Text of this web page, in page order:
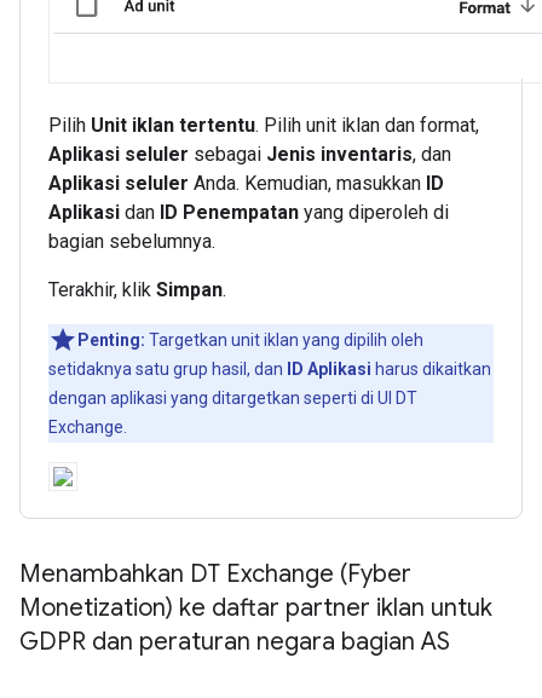
Pilih Unit iklan tertentu. Pilih unit iklan dan format,
Aplikasi seluler sebagai Jenis inventaris, dan
Aplikasi seluler Anda. Kemudian, masukkan ID
Aplikasi dan ID Penempatan yang diperoleh di
bagian sebelumnya.
Terakhir, klik Simpan.
Penting: Targetkan unit iklan yang dipilih oleh
setidaknya satu grup hasil, dan
ID Aplikasi harus dikaitkan
dengan aplikasi yang ditargetkan seperti di UI DT
Exchange.
Menambahkan DT Exchange (Fyber
Monetization) ke daftar partner iklan untuk
GDPR dan peraturan negara bagian AS